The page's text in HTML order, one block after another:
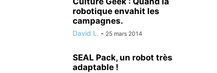
robotique envahit les
campagnes.
David L. - 25 mars 2014
SEAL Pack, un robot très
adaptable !